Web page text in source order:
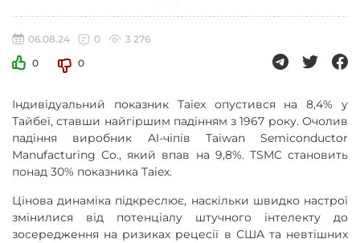
06.08.24 0
3 276
0
0
Індивідуальний показник Taiex опустився на 8,4% у
Тайбеї, ставши найгіршим падінням з 1967 року. Очолив
падіння виробник AI-чіпів Taiwan Semiconductor
Manufacturing Co., який впав на 9,8%. TSMC становить
понад 30% показника Taiex.
Цінова динаміка підкреслює, наскільки швидко настрої
змінилися від потенціалу штучного інтелекту до
зосередження на ризиках рецесії в США та невтішних